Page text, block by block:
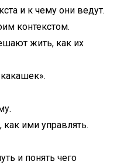
и к чему они ведут.
контекстом.
жить, как их
как ими управлять.
и понять чего